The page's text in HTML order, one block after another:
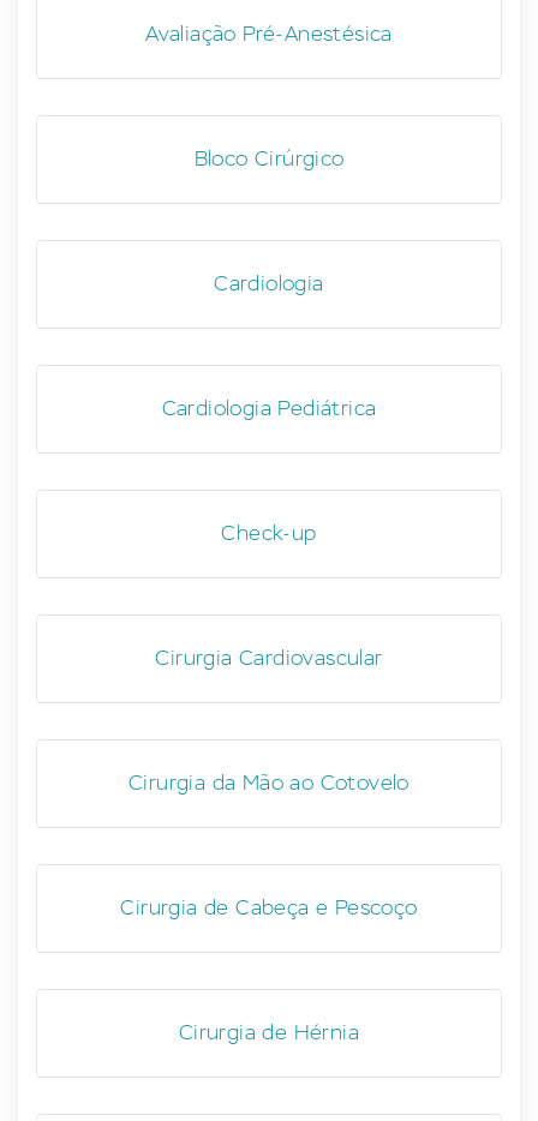
Avaliação Pré-Anestésica
Bloco Cirúrgico
Cardiologia
Cardiologia Pediátrica
Check-up
Cirurgia Cardiovascular
Cirurgia da Mão ao Cotovelo
Cirurgia de Cabeça e Pescoço
Cirurgia de Hérnia